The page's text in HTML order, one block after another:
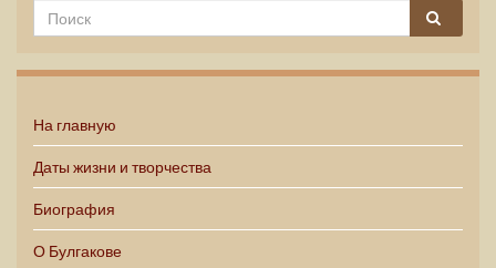
На главную
Даты жизни и творчества
Биография
О Булгакове